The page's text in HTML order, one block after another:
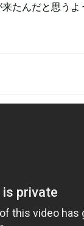
たんだと思う